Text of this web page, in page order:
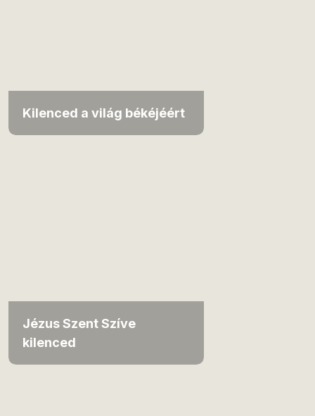
Kilenced a világ békéjéért
Jézus Szent Szíve
kilenced